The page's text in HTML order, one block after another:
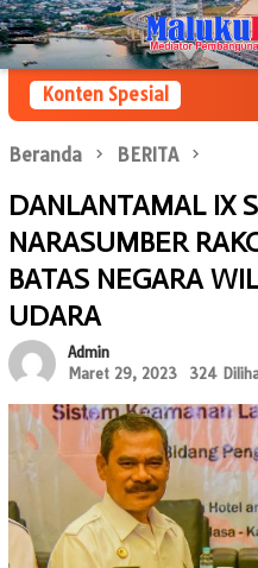
Loncat
ke
konten
Menu
Mobile
Konten Spesial
Beranda BERITA
DANLANTAMAL IX
NARASUMBER
BATAS NEGARA
UDARA
Admin
Maret 29, 2023
324